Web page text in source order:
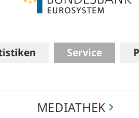
Service
MEDIATHEK